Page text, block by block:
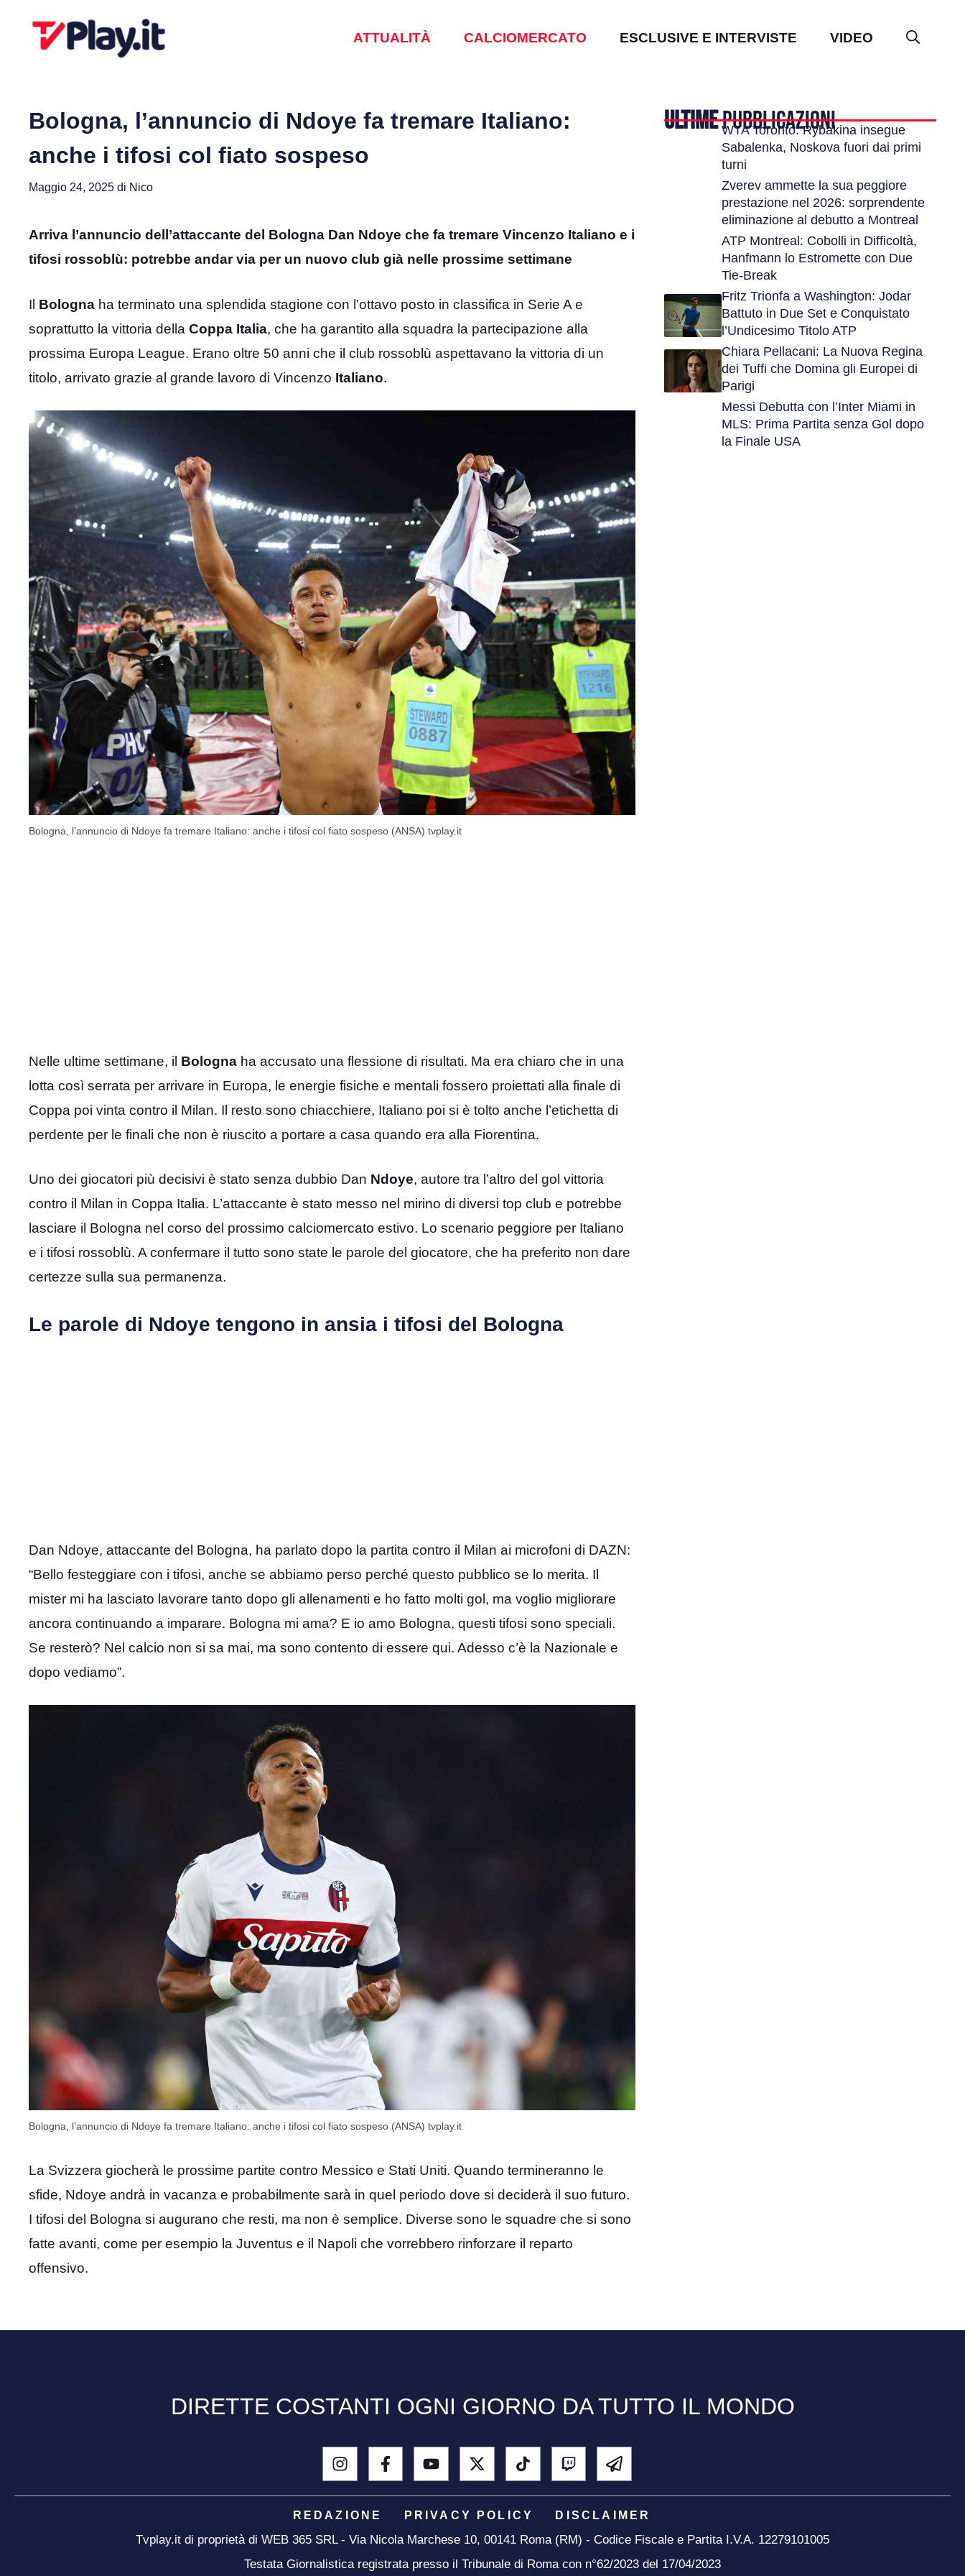
ATTUALITÀ CALCIOMERCATO ESCLUSIVE E INTERVISTE VIDEO
Bologna, l’annuncio di Ndoye fa tremare Italiano:
anche i tifosi col fiato sospeso
Maggio 24, 2025 di Nico
Arriva l’annuncio dell’attaccante del Bologna Dan Ndoye che fa tremare Vincenzo Italiano e i
tifosi rossoblù: potrebbe andar via per un nuovo club già nelle prossime settimane
Il Bologna ha terminato una splendida stagione con l’ottavo posto in classifica in Serie A e
soprattutto la vittoria della Coppa Italia, che ha garantito alla squadra la partecipazione alla
prossima Europa League. Erano oltre 50 anni che il club rossoblù aspettavano la vittoria di un
titolo, arrivato grazie al grande lavoro di Vincenzo Italiano.
Bologna, l’annuncio di Ndoye fa tremare Italiano: anche i tifosi col fiato sospeso (ANSA) tvplay.it
Nelle ultime settimane, il Bologna ha accusato una flessione di risultati. Ma era chiaro che in una
lotta così serrata per arrivare in Europa, le energie fisiche e mentali fossero proiettati alla finale di
Coppa poi vinta contro il Milan. Il resto sono chiacchiere, Italiano poi si è tolto anche l’etichetta di
perdente per le finali che non è riuscito a portare a casa quando era alla Fiorentina.
Uno dei giocatori più decisivi è stato senza dubbio Dan Ndoye, autore tra l’altro del gol vittoria
contro il Milan in Coppa Italia. L’attaccante è stato messo nel mirino di diversi top club e potrebbe
lasciare il Bologna nel corso del prossimo calciomercato estivo. Lo scenario peggiore per Italiano
e i tifosi rossoblù. A confermare il tutto sono state le parole del giocatore, che ha preferito non dare
certezze sulla sua permanenza.
Le parole di Ndoye tengono in ansia i tifosi del Bologna
Dan Ndoye, attaccante del Bologna, ha parlato dopo la partita contro il Milan ai microfoni di DAZN:
“Bello festeggiare con i tifosi, anche se abbiamo perso perché questo pubblico se lo merita. Il
mister mi ha lasciato lavorare tanto dopo gli allenamenti e ho fatto molti gol, ma voglio migliorare
ancora continuando a imparare. Bologna mi ama? E io amo Bologna, questi tifosi sono speciali.
Se resterò? Nel calcio non si sa mai, ma sono contento di essere qui. Adesso c’è la Nazionale e
dopo vediamo”.
Bologna, l’annuncio di Ndoye fa tremare Italiano: anche i tifosi col fiato sospeso (ANSA) tvplay.it
La Svizzera giocherà le prossime partite contro Messico e Stati Uniti. Quando termineranno le
sfide, Ndoye andrà in vacanza e probabilmente sarà in quel periodo dove si deciderà il suo futuro.
I tifosi del Bologna si augurano che resti, ma non è semplice. Diverse sono le squadre che si sono
fatte avanti, come per esempio la Juventus e il Napoli che vorrebbero rinforzare il reparto
offensivo.
ULTIMEPUBBLICAZIONI
WTA Toronto: Rybakina insegue
Sabalenka, Noskova fuori dai primi
turni
Zverev ammette la sua peggiore
prestazione nel 2026: sorprendente
eliminazione al debutto a Montreal
ATP Montreal: Cobolli in Difficoltà,
Hanfmann lo Estromette con Due
Tie-Break
Fritz Trionfa a Washington: Jodar
Battuto in Due Set e Conquistato
l’Undicesimo Titolo ATP
Chiara Pellacani: La Nuova Regina
dei Tuffi che Domina gli Europei di
Parigi
Messi Debutta con l’Inter Miami in
MLS: Prima Partita senza Gol dopo
la Finale USA
DIRETTE COSTANTI OGNI GIORNO DA TUTTO IL MONDO
REDAZIONE PRIVACY POLICY DISCLAIMER
Tvplay.it di proprietà di WEB 365 SRL - Via Nicola Marchese 10, 00141 Roma (RM) - Codice Fiscale e Partita I.V.A. 12279101005
Testata Giornalistica registrata presso il Tribunale di Roma con n°62/2023 del 17/04/2023